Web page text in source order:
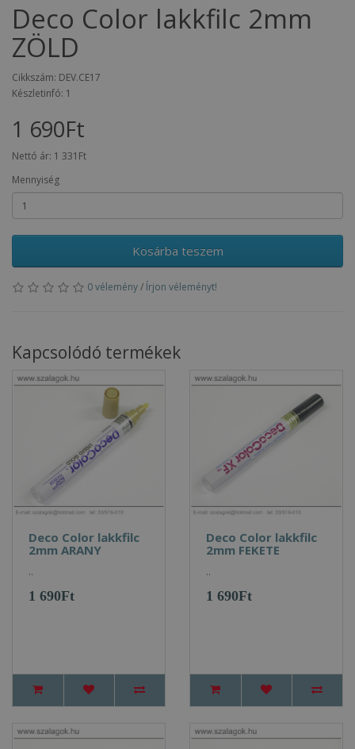
Deco Color lakkfilc 2mm
ZÖLD
Cikkszám: DEV.CE17
Készletinfó: 1
1 690Ft
Nettó ár: 1 331Ft
Mennyiség
Kosárba teszem
0 vélemény/ Írjon véleményt!
Kapcsolódó termékek
Deco Color lakkfilc
2mm ARANY
..
1 690Ft
Deco Color lakkfilc
2mm FEKETE
..
1 690Ft